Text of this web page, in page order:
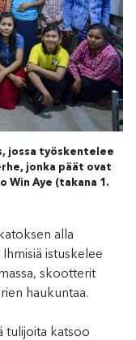
jossa työskentelee
jonka päät ovat
Win Aye (takana 1.
alla
istuskelee
skootterit
haukuntaa.
tulijoita katsoo